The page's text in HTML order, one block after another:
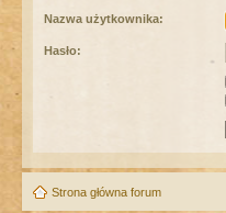
Nazwa użytkownika:
Hasło:
Strona główna forum